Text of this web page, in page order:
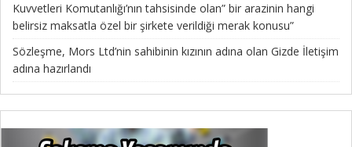
Kuvvetleri Komutanlığı’nın tahsisinde olan” bir arazinin hangi
belirsiz maksatla özel bir şirkete verildiği merak konusu”
Sözleşme, Mors Ltd’nin sahibinin kızının adına olan Gizde İletişim
adına hazırlandı